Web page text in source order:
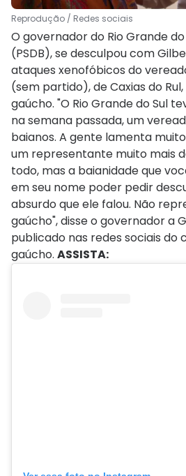
Reprodução / Redes sociais
O governador do Rio Grande do
(PSDB), se desculpou com
ataques xenofóbicos do
(sem partido), de Caxias do
gaúcho. "O Rio Grande do Sul
na semana passada, um
baianos. A gente lamenta
um representante muito mais
todo, mas a baianidade que
em seu nome poder pedir
absurdo que ele falou. Não
gaúcho", disse o governador a
publicado nas redes sociais do
gaúcho. ASSISTA: